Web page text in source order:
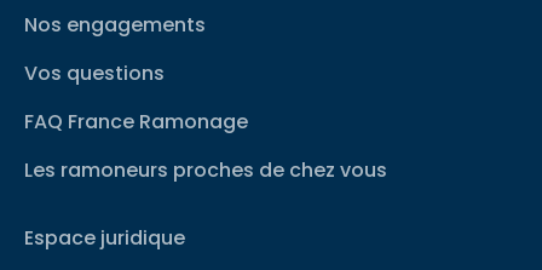
Nos engagements
Vos questions
FAQ France Ramonage
Les ramoneurs proches de chez vous
Espace juridique